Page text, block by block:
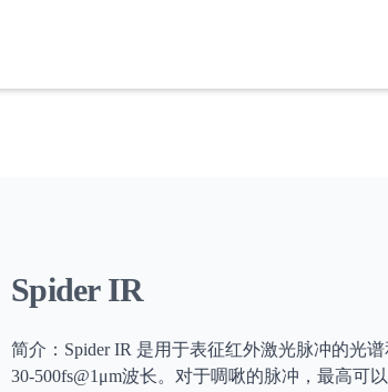
Spider IR
简介：Spider IR 是用于表征红外激光脉冲的光
30-500fs@1μm波长。对于啁啾的脉冲，最高可